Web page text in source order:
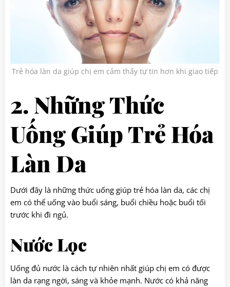
Trẻ hóa làn da giúp chị em cảm thấy tự tin hơn khi giao tiếp
2. Những Thức
Uống Giúp Trẻ Hóa
Làn Da
Dưới đây là những thức uống giúp trẻ hóa làn da, các chị
em có thể uống vào buổi sáng, buổi chiều hoặc buổi tối
trước khi đi ngủ.
Nước Lọc
Uống đủ nước là cách tự nhiên nhất giúp chị em có được
làn da rạng ngời, sáng và khỏe mạnh. Nước có khả năng